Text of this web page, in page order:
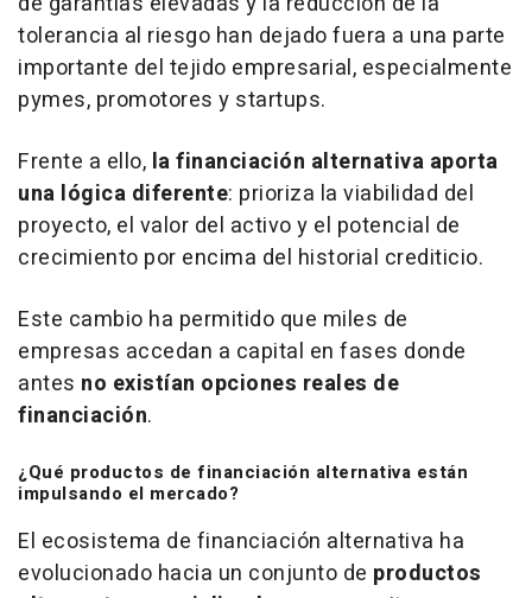
tolerancia al riesgo han dejado fuera a una parte
importante del tejido empresarial, especialmente
pymes, promotores y startups.
Frente a ello, la financiación alternativa aporta
una lógica diferente: prioriza la viabilidad del
proyecto, el valor del activo y el potencial de
crecimiento por encima del historial crediticio.
Este cambio ha permitido que miles de
empresas accedan a capital en fases donde
antes no existían opciones reales de
financiación.
¿Qué productos de financiación alternativa están
impulsando el mercado?
El ecosistema de financiación alternativa ha
evolucionado hacia un conjunto de productos